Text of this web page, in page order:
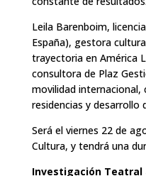
‍Leila Barenboim,
España), gestora
trayectoria en América
consultora de Plaz
movilidad internacional,
residencias y desarrollo
Será el viernes 22 de
Cultura, y tendrá una
Investigación Teatral